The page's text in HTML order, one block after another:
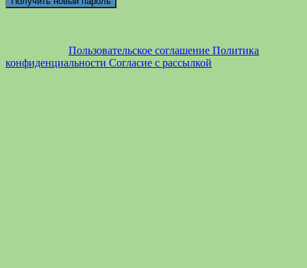
Пользовательское соглашение Политика
конфиденциальности Согласие с рассылкой